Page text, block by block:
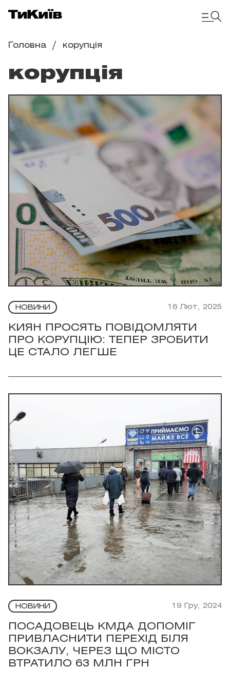
Головна корупція
корупція
НОВИНИ 16 Лют, 2025
КИЯН ПРОСЯТЬ ПОВІДОМЛЯТИ
ПРО КОРУПЦІЮ: ТЕПЕР ЗРОБИТИ
ЦЕ СТАЛО ЛЕГШЕ
НОВИНИ 19 Гру, 2024
ПОСАДОВЕЦЬ КМДА ДОПОМІГ
ПРИВЛАСНИТИ ПЕРЕХІД БІЛЯ
ВОКЗАЛУ, ЧЕРЕЗ ЩО МІСТО
ВТРАТИЛО 63 МЛН ГРН